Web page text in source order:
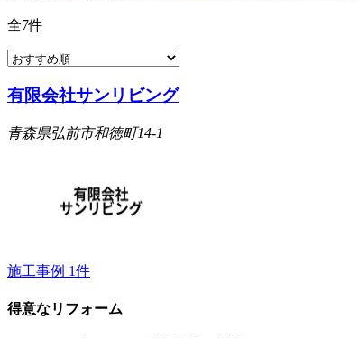
全7件
有限会社サンリビング
青森県弘前市和徳町14-1
施工事例 1件
得意なリフォーム